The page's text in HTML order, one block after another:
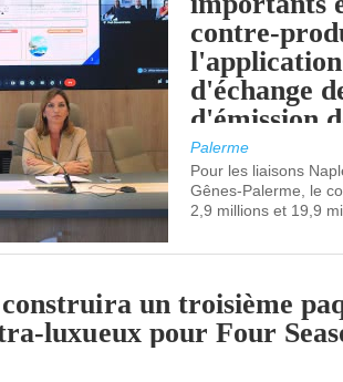
contre-
d'échange
d'émission
(SEQE-UE)
maritimes
occidentale.
Palerme
Pour les liaisons
Gênes-Palerme, le
2,9 millions et 19,9
un troisième
luxueux pour Four